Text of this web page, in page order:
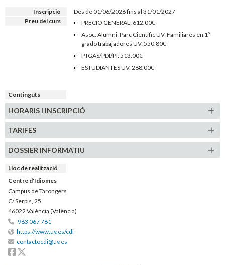
Inscripció
Des de 01/06/2026 fins al 31/01/2027
Preu del curs
PRECIO GENERAL: 612.00€
Asoc. Alumni; Parc Cientific UV; Familiares en 1º
grado trabajadores UV: 550.80€
PTGAS/PDI/PI: 513.00€
ESTUDIANTES UV: 288.00€
Continguts
HORARIS I INSCRIPCIÓ
TARIFES
DOSSIER INFORMATIU
Lloc de realització
Centre d'Idiomes
Campus de Tarongers
C/ Serpis, 25
46022 València (València)
963 067 781
https://www.uv.es/cdi
contactocdi@uv.es
Facebook